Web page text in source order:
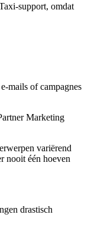
support, omdat
mails of campagnes
Marketing
variërend
nooit één hoeven
drastisch